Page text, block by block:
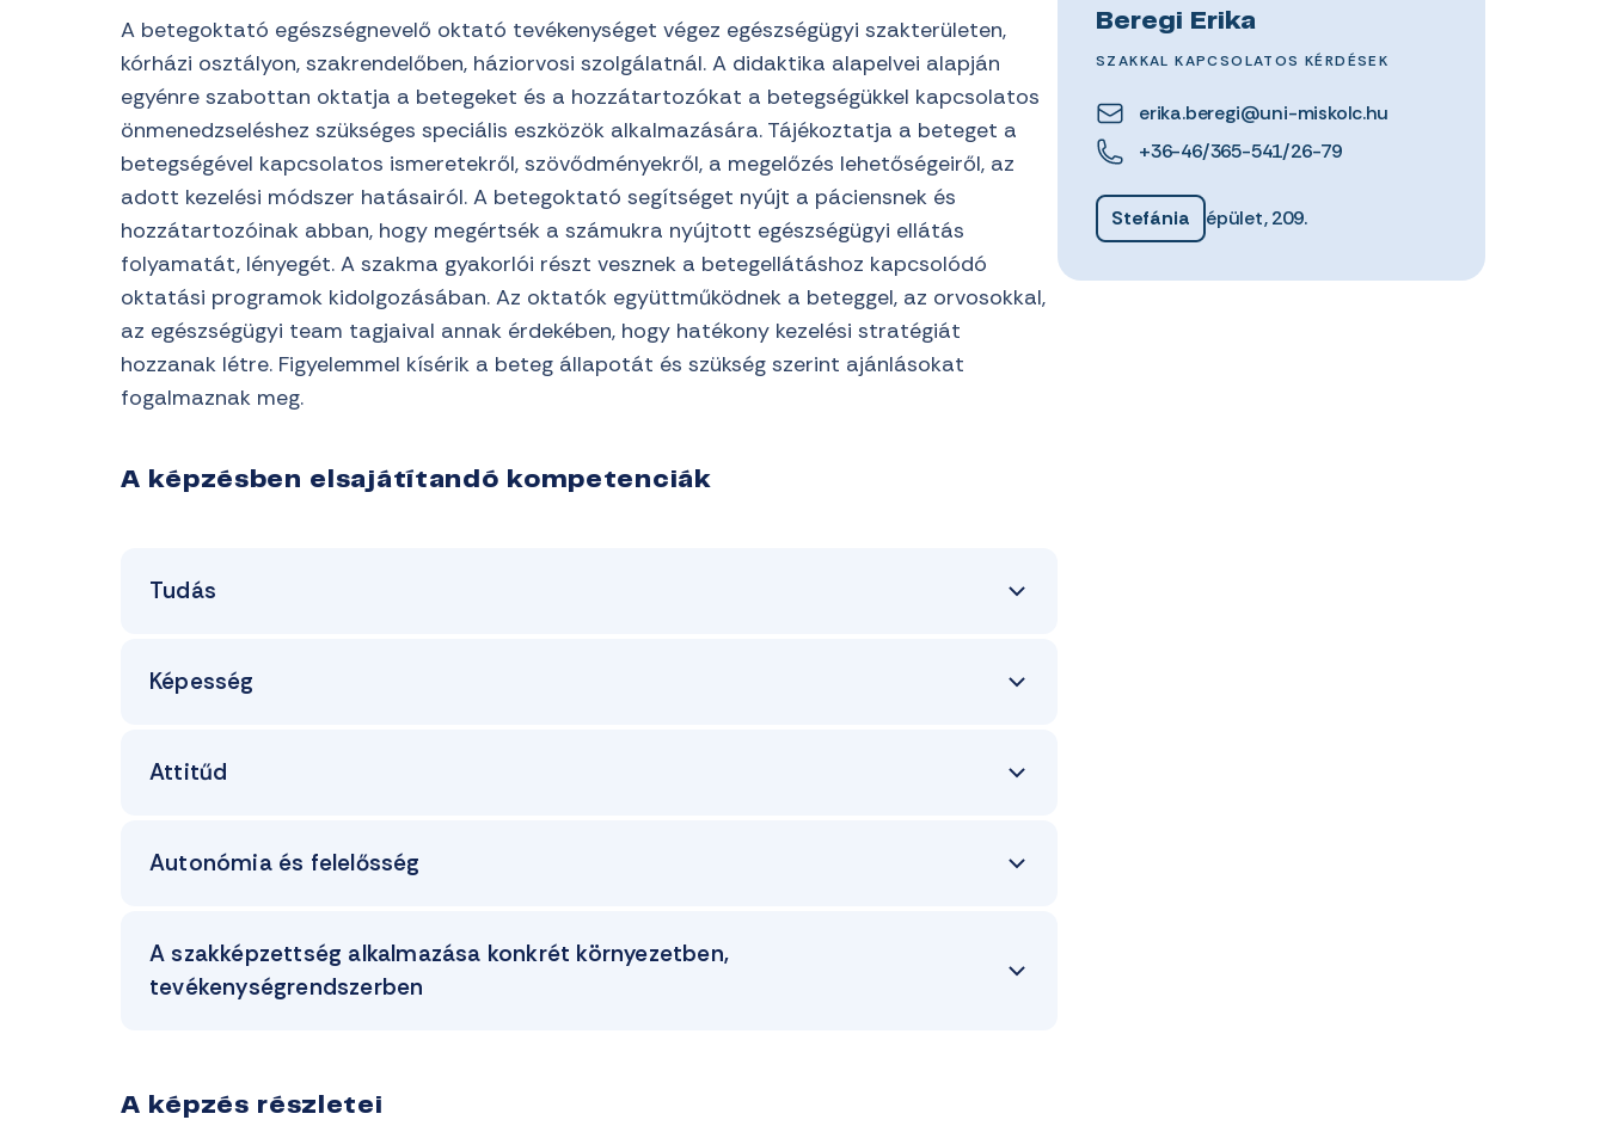
A betegoktató egészségnevelő oktató tevékenységet végez egészségügyi szakterületen,
kórházi osztályon, szakrendelőben, háziorvosi szolgálatnál. A didaktika alapelvei alapján
egyénre szabottan oktatja a betegeket és a hozzátartozókat a betegségükkel kapcsolatos
önmenedzseléshez szükséges speciális eszközök alkalmazására. Tájékoztatja a beteget a
betegségével kapcsolatos ismeretekről, szövődményekről, a megelőzés lehetőségeiről, az
adott kezelési módszer hatásairól. A betegoktató segítséget nyújt a páciensnek és
hozzátartozóinak abban, hogy megértsék a számukra nyújtott egészségügyi ellátás
folyamatát, lényegét. A szakma gyakorlói részt vesznek a betegellátáshoz kapcsolódó
oktatási programok kidolgozásában. Az oktatók együttműködnek a beteggel, az orvosokkal,
az egészségügyi team tagjaival annak érdekében, hogy hatékony kezelési stratégiát
hozzanak létre. Figyelemmel kísérik a beteg állapotát és szükség szerint ajánlásokat
fogalmaznak meg.
A képzésben elsajátítandó kompetenciák
Tudás
Képesség
Attitűd
Autonómia és felelősség
A szakképzettség alkalmazása konkrét környezetben,
tevékenységrendszerben
A képzés részletei
Beregi Erika
SZAKKAL KAPCSOLATOS KÉRDÉSEK
erika.beregi@uni-miskolc.hu
+36-46/365-541/26-79
Stefánia épület, 209.